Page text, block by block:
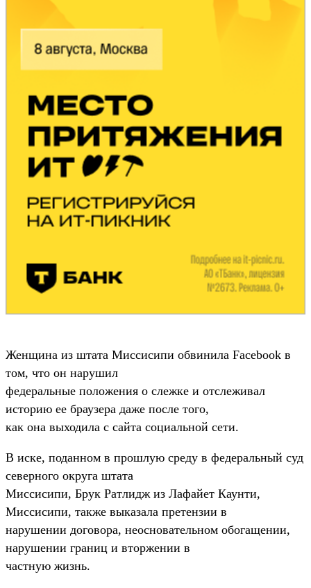
Женщина из штата Миссисипи обвинила Facebook в
том, что он нарушил
федеральные положения о слежке и отслеживал
историю ее браузера даже после того,
как она выходила с сайта социальной сети.
В иске, поданном в прошлую среду в федеральный суд
северного округа штата
Миссисипи, Брук Ратлидж из Лафайет Каунти,
Миссисипи, также выказала претензии в
нарушении договора, неосновательном обогащении,
нарушении границ и вторжении в
частную жизнь.